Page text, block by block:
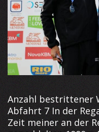
Anzahl bestrittener
Abfahrt 7 In der
Zeit meiner an der